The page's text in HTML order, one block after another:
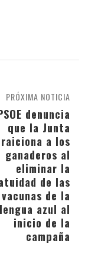
PRÓXIMA NOTICIA
denuncia
que la Junta
a los
ganaderos al
eliminar la
de las
vacunas de la
lengua azul al
inicio de la
campaña